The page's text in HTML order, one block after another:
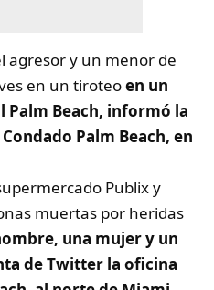
agresor y un menor de
en un tiroteoen un
Palm Beach, informó la
Palm Beach, en
Publix y
muertas por heridas
una mujer y un
de Twitter la oficina